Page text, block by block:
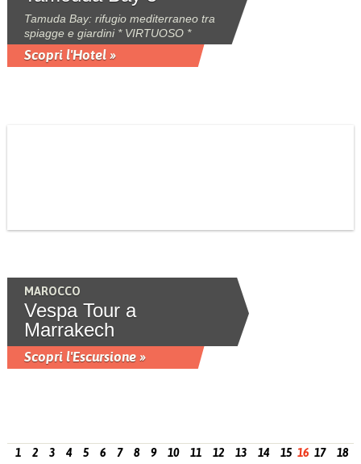
Tamuda Bay: rifugio mediterraneo tra
spiagge e giardini * VIRTUOSO *
Scopri l'Hotel »
MAROCCO
Vespa Tour a
Marrakech
Scopri l'Escursione »
1 2 3 4 5 6 7 8 9 10 11 12 13 14 15 16 17 18